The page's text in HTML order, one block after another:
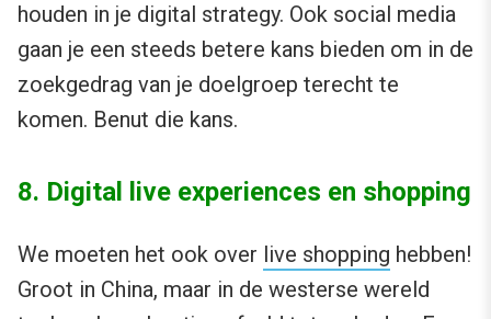
houden in je digital strategy. Ook social media
gaan je een steeds betere kans bieden om in de
zoekgedrag van je doelgroep terecht te
komen. Benut die kans.
8. Digital live experiences en shopping
We moeten het ook over live shopping hebben!
Groot in China, maar in de westerse wereld